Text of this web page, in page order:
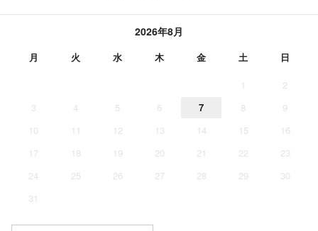
2026年8月
月 火 水 木 金 土 日
1
2
3
4 5 6 7 8
9
10
11 12 13 14 15
16
17
18 19 20 21 22
23
24
25 26 27 28 29
30
31